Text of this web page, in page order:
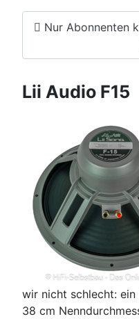
Nur Abonnenten
Lii Audio F15
wir nicht schlecht:
38 cm